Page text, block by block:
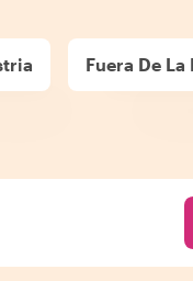
Fuera De